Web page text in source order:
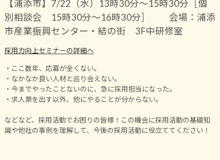
【浦添市】7/22（水）13時30分〜15時30分［個
別相談会 15時30分〜16時30分］ 会場： 浦添
市産業振興センター・結の街 3F中研修室
採用力向上セミナーの詳細へ
・ここ数年、応募が全くない。
・なかなか良い人材と巡り会えない。
・今までやったことないのに、急に採用担当になった。
・求人票を出す以外、他にやることが分からない。
などなど、採用活動でお困りの皆様！この機会に採用活動の基礎知
識や他社の事例を理解して、今後の採用活動に役立ててください！